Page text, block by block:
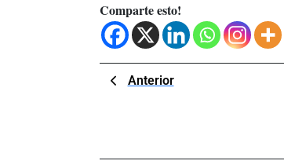
Comparte esto!
Navegación
AnteriorPrevious